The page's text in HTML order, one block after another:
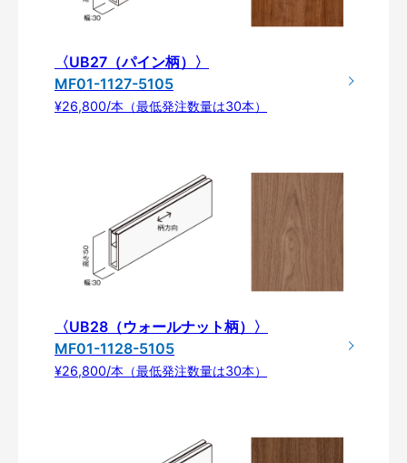
〈UB27（パイン柄）〉
MF01-1127-5105
¥26,800/本（最低発注数量は30本）
〈UB28（ウォールナット柄）〉
MF01-1128-5105
¥26,800/本（最低発注数量は30本）